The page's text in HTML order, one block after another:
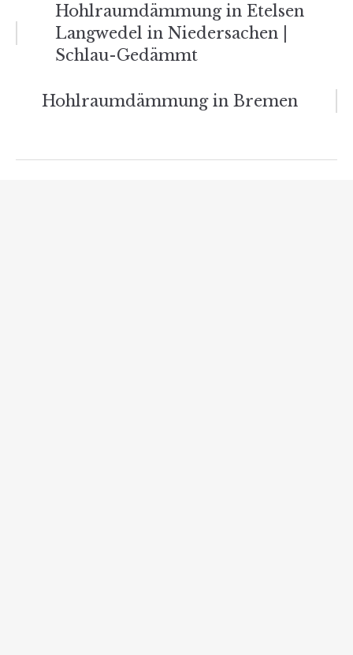
Beitrags-
Navigation
Hohlraumdämmung in Etelsen
Langwedel in Niedersachen |
Schlau-Gedämmt
Hohlraumdämmung in Bremen